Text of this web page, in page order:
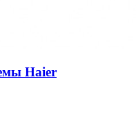
Haier